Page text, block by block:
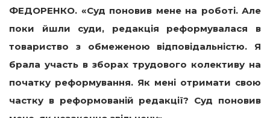
ФЕДОРЕНКО. «Суд поновив мене на роботі. Але
поки йшли суди, редакція реформувалася в
товариство з обмеженою відповідальністю. Я
брала участь в зборах трудового колективу на
початку реформування. Як мені отримати свою
частку в реформованій редакції? Суд поновив